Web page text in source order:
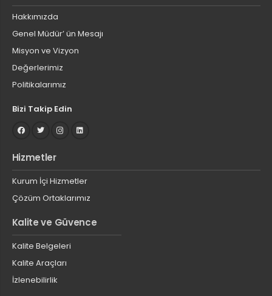
Hakkımızda
Genel Müdür’ ün Mesajı
Misyon ve Vizyon
Değerlerimiz
Politikalarımız
Bizi Takip Edin
Hizmetler
Kurum İçi Hizmetler
Çözüm Ortaklarımız
Kalite ve Güvence
Kalite Belgeleri
Kalite Araçları
İzlenebilirlik